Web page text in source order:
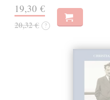
19,30 €
20,32 € ?